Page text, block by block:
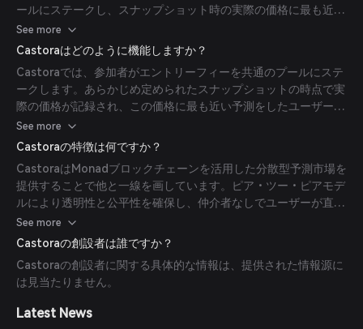
ールにステークし、スナップショット時の実際の価格に最も近い
予測をした参加者が勝者として宣言されます。
See more
Castoraはどのように機能しますか？
Castoraでは、参加者がエントリーフィーを共通のプールにステ
ークします。あらかじめ定められたスナップショットの時点で実
際の価格が記録され、この価格に最も近い予測をしたユーザーが
プールの報酬を分け合います。
See more
Castoraの特徴は何ですか？
CastoraはMonadブロックチェーンを活用した分散型予測市場を
提供することで他と一線を画しています。ピア・ツー・ピアモデ
ルにより透明性と公平性を確保し、仲介者なしでユーザーが直接
参加できる仕組みを可能にします。
See more
Castoraの創設者は誰ですか？
Castoraの創設者に関する具体的な情報は、提供された情報源に
は見当たりません。
Latest News